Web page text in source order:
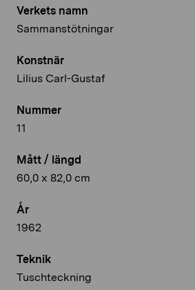
Verkets namn
Sammanstötningar
Konstnär
Lilius Carl-Gustaf
Nummer
11
Mått / längd
60,0 x 82,0 cm
År
1962
Teknik
Tuschteckning